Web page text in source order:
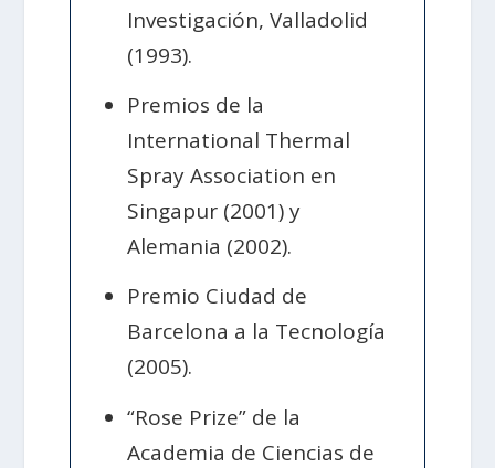
Investigación, Valladolid
(1993).
Premios de la
International Thermal
Spray Association en
Singapur (2001) y
Alemania (2002).
Premio Ciudad de
Barcelona a la Tecnología
(2005).
“Rose Prize” de la
Academia de Ciencias de